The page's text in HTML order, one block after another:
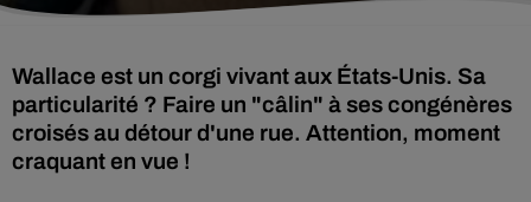
Wallace est un corgi vivant aux États-Unis. Sa
particularité ? Faire un "câlin" à ses congénères
croisés au détour d'une rue. Attention, moment
craquant en vue !